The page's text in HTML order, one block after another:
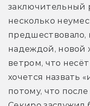
заключительный
несколько
предшествовало,
надеждой, новой
ветром, что
хочется назвать
потому, что